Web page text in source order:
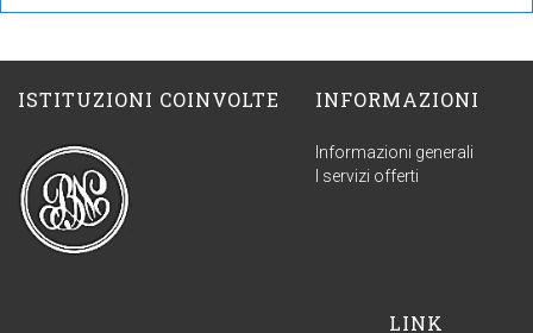
ISTITUZIONI COINVOLTE INFORMAZIONI
Informazioni generali
I servizi offerti
LINK